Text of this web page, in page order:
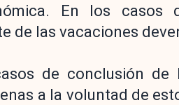
En los casos
de las vacaciones
de conclusión
a la voluntad de